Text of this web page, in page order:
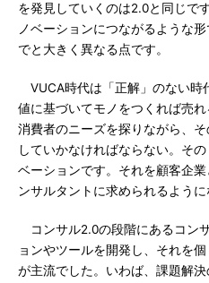
を発見していくのは2.0と同じで
ノベーションにつながるような
でと大きく異なる点です。
VUCA時代は「正解」のない時
値に基づいてモノをつくれば売
消費者のニーズを探りながら、
していかなければならない。そ
ベーションです。それを顧客企
ンサルタントに求められるように
コンサル2.0の段階にあるコン
ョンやツールを開発し、それを
が主流でした。いわば、課題解